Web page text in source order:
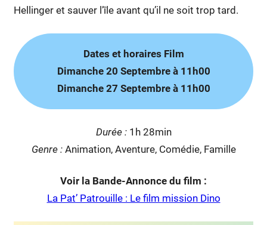
Hellinger et sauver l’île avant qu’il ne soit trop tard.
Dates et horaires Film
Dimanche 20 Septembre à 11h00
Dimanche 27 Septembre à 11h00
Durée :1h 28min
Genre :Animation, Aventure, Comédie, Famille
Voir la Bande-Annonce du film :
La Pat’ Patrouille : Le film mission Dino